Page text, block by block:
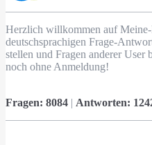
Herzlich willkommen auf Meine-
deutschsprachigen Frage-
stellen und Fragen anderer User
noch ohne Anmeldung!
Fragen: 8084 | Antworten: